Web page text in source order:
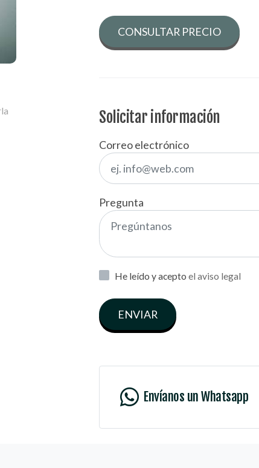
CONSULTAR PRECIO
Solicitar información
Correo electrónico
Pregunta
He leído y acepto el aviso legal
ENVIAR
Envíanos un Whatsapp